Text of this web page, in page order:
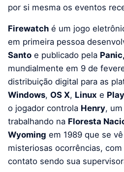
por si mesma os eventos
Firewatch é um jogo
em primeira pessoa
Santo e publicado pela
mundialmente em 9 de
distribuição digital para as
Windows, OS X, Linux e
o jogador controla Henry,
trabalhando na Floresta
Wyoming em 1989 que se
misteriosas ocorrências,
contato sendo sua